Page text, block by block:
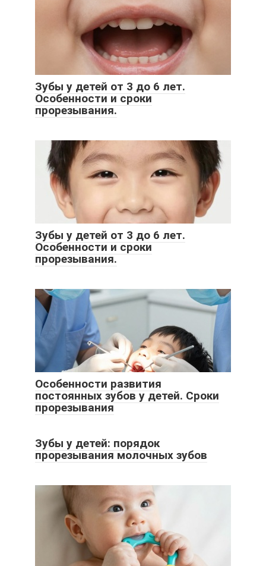
Зубы у детей от 3 до 6 лет.
Особенности и сроки
прорезывания.
Зубы у детей от 3 до 6 лет.
Особенности и сроки
прорезывания.
Особенности развития
постоянных зубов у детей. Сроки
прорезывания
Зубы у детей: порядок
прорезывания молочных зубов